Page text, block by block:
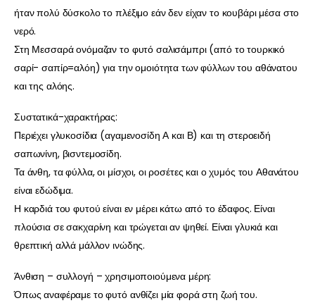
ήταν πολύ δύσκολο το πλέξιμο εάν δεν είχαν το κουβάρι μέσα στο
νερό.
Στη Μεσσαρά ονόμαζαν το φυτό σαλισάμπρι (από το τουρκικό
σαρί- σαπίρ=αλόη) για την ομοιότητα των φύλλων του αθάνατου
και της αλόης.
Συστατικά-χαρακτήρας:
Περιέχει γλυκοσίδια (αγαμενοσίδη Α και Β) και τη στεροειδή
σαπωνίνη, βισντεμοσίδη.
Τα άνθη, τα φύλλα, οι μίσχοι, οι ροσέτες και ο χυμός του Αθανάτου
είναι εδώδιμα.
Η καρδιά του φυτού είναι εν μέρει κάτω από το έδαφος. Είναι
πλούσια σε σακχαρίνη και τρώγεται αν ψηθεί. Είναι γλυκιά και
θρεπτική αλλά μάλλον ινώδης.
Άνθιση – συλλογή – χρησιμοποιούμενα μέρη:
Όπως αναφέραμε το φυτό ανθίζει μία φορά στη ζωή του.